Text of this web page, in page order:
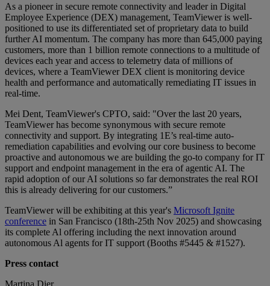
As a pioneer in secure remote connectivity and leader in Digital
Employee Experience (DEX) management, TeamViewer is well-
positioned to use its differentiated set of proprietary data to build
further AI momentum. The company has more than 645,000 paying
customers, more than 1 billion remote connections to a multitude of
devices each year and access to telemetry data of millions of
devices, where a TeamViewer DEX client is monitoring device
health and performance and automatically remediating IT issues in
real-time.
Mei Dent, TeamViewer's CPTO, said: "Over the last 20 years,
TeamViewer has become synonymous with secure remote
connectivity and support. By integrating 1E’s real-time auto-
remediation capabilities and evolving our core business to become
proactive and autonomous we are building the go-to company for IT
support and endpoint management in the era of agentic AI. The
rapid adoption of our AI solutions so far demonstrates the real ROI
this is already delivering for our customers.”
TeamViewer will be exhibiting at this year's Microsoft Ignite
conference in San Francisco (18th-25th Nov 2025) and showcasing
its complete Al offering including the next innovation around
autonomous Al agents for IT support (Booths #5445 & #1527).
Press contact
Martina Dier